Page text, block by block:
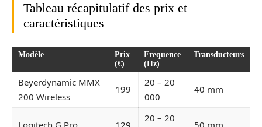
Tableau récapitulatif des prix et
caractéristiques
Modèle
Prix
(€)
Frequence
(Hz)
Transducteurs
Beyerdynamic MMX
200 Wireless
199
20 – 20
000
40 mm
Logitech G Pro 129
20 – 20
50 mm